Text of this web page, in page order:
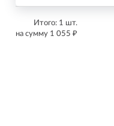
Итого: 1 шт.
на сумму 1 055 ₽